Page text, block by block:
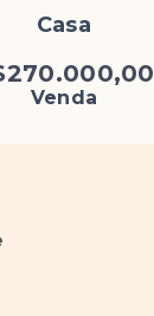
Casa
Venda